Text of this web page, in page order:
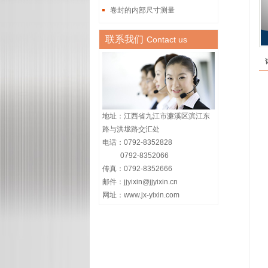
卷封的内部尺寸测量
联系我们 Contact us
地址：江西省九江市濂溪区滨江东
路与洪垅路交汇处
电话：0792-8352828
0792-8352066
传真：0792-8352666
邮件：jjyixin@jjyixin.cn
网址：www.jx-yixin.com